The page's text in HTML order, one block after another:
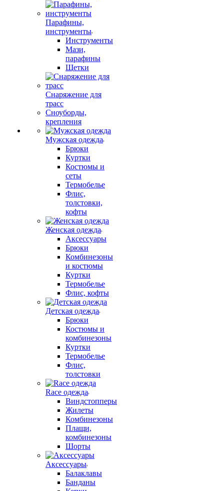
Парафины,
инструменты
Инструменты
Мази,
парафины
Щетки
Снаряжение для
трасс
Сноуборды,
крепления
Мужская одежда
Брюки
Куртки
Костюмы и
сеты
Термобелье
Флис,
толстовки,
кофты
Женская одежда
Аксессуары
Брюки
Комбинезоны
и костюмы
Куртки
Термобелье
Флис, кофты
Детская одежда
Брюки
Костюмы и
комбинезоны
Куртки
Термобелье
Флис,
толстовки
Race одежда
Виндстопперы
Жилеты
Комбинезоны
Плащи,
комбинезоны
Шорты
Аксессуары
Балаклавы
Банданы